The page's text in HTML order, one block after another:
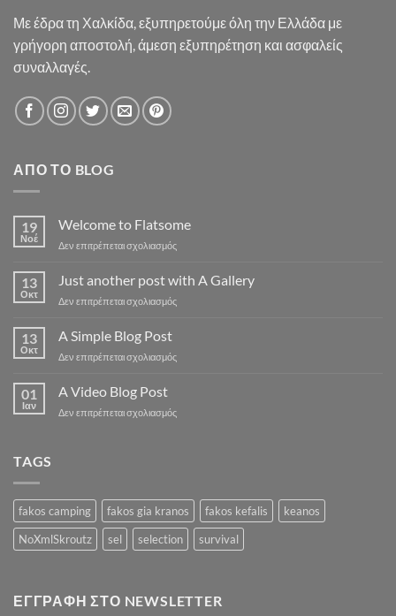
Με έδρα τη Χαλκίδα, εξυπηρετούμε όλη την Ελλάδα με
γρήγορη αποστολή, άμεση εξυπηρέτηση και ασφαλείς
συναλλαγές.
ΑΠΌ ΤΟ BLOG
19
Νοέ
Welcome to Flatsome
Δεν επιτρέπεται σχολιασμόςστο
to
Flatsome
13
Οκτ
Just another post with A Gallery
Δεν επιτρέπεται σχολιασμόςστο
with
13
Οκτ
A Simple Blog Post
Δεν επιτρέπεται σχολιασμόςστο
Post
01
Ιαν
A Video Blog Post
Δεν επιτρέπεται σχολιασμόςστο
TAGS
fakos camping fakos gia kranos fakos kefalis
keanos
NoXmlSkroutz
sel selection survival
ΕΓΓΡΑΦΉ ΣΤΟ NEWSLETTER